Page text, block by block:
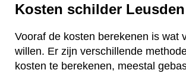
Kosten schilder Leusden
Vooraf de kosten berekenen is wat
willen. Er zijn verschillende
kosten te berekenen, meestal